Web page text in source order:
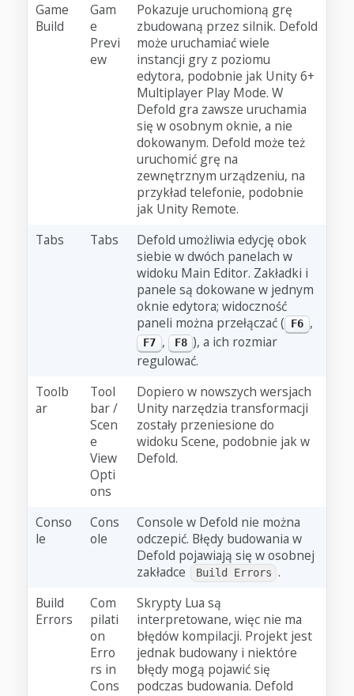
Game
Build
Gam
e
Previ
ew
Pokazuje uruchomioną grę
zbudowaną przez silnik. Defold
może uruchamiać wiele
instancji gry z poziomu
edytora, podobnie jak Unity 6+
Multiplayer Play Mode. W
Defold gra zawsze uruchamia
się w osobnym oknie, a nie
dokowanym. Defold może też
uruchomić grę na
zewnętrznym urządzeniu, na
przykład telefonie, podobnie
jak Unity Remote.
Tabs
Tabs
Defold umożliwia edycję obok
siebie w dwóch panelach w
widoku Main Editor. Zakładki i
panele są dokowane w jednym
oknie edytora; widoczność
paneli można przełączać (
F6 ,
F7 , F8 ), a ich rozmiar
regulować.
Toolb
ar
Tool
bar /
Scen
e
View
Opti
ons
Dopiero w nowszych wersjach
Unity narzędzia transformacji
zostały przeniesione do
widoku Scene, podobnie jak w
Defold.
Conso
le
Cons
ole
Console w Defold nie można
odczepić. Błędy budowania w
Defold pojawiają się w osobnej
zakładce
Build Errors .
Build
Errors
Com
pilati
on
Erro
rs in
Cons
Skrypty Lua są
interpretowane, więc nie ma
błędów kompilacji. Projekt jest
jednak budowany i niektóre
błędy mogą pojawić się
podczas budowania. Defold